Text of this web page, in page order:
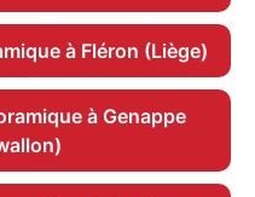
à Fléron (Liège)
à Genappe